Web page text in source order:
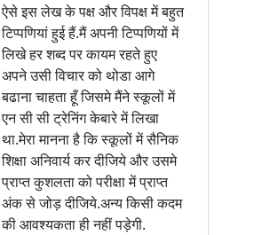
ऐसे इस लेख के पक्ष और विपक्ष में बहुत
टिप्पणियां हुई हैं.मैं अपनी टिप्पणियों में
लिखे हर शब्द पर कायम रहते हुए
अपने उसी विचार को थोडा आगे
बढाना चाहता हूँ जिसमे मैंने स्कूलों में
एन सी सी ट्रेनिंग केबारे में लिखा
था.मेरा मानना है कि स्कूलों में सैनिक
शिक्षा अनिवार्य कर दीजिये और उसमे
प्राप्त कुशलता को परीक्षा में प्राप्त
अंक से जोड़ दीजिये.अन्य किसी कदम
की आवश्यकता ही नहीं पड़ेगी.